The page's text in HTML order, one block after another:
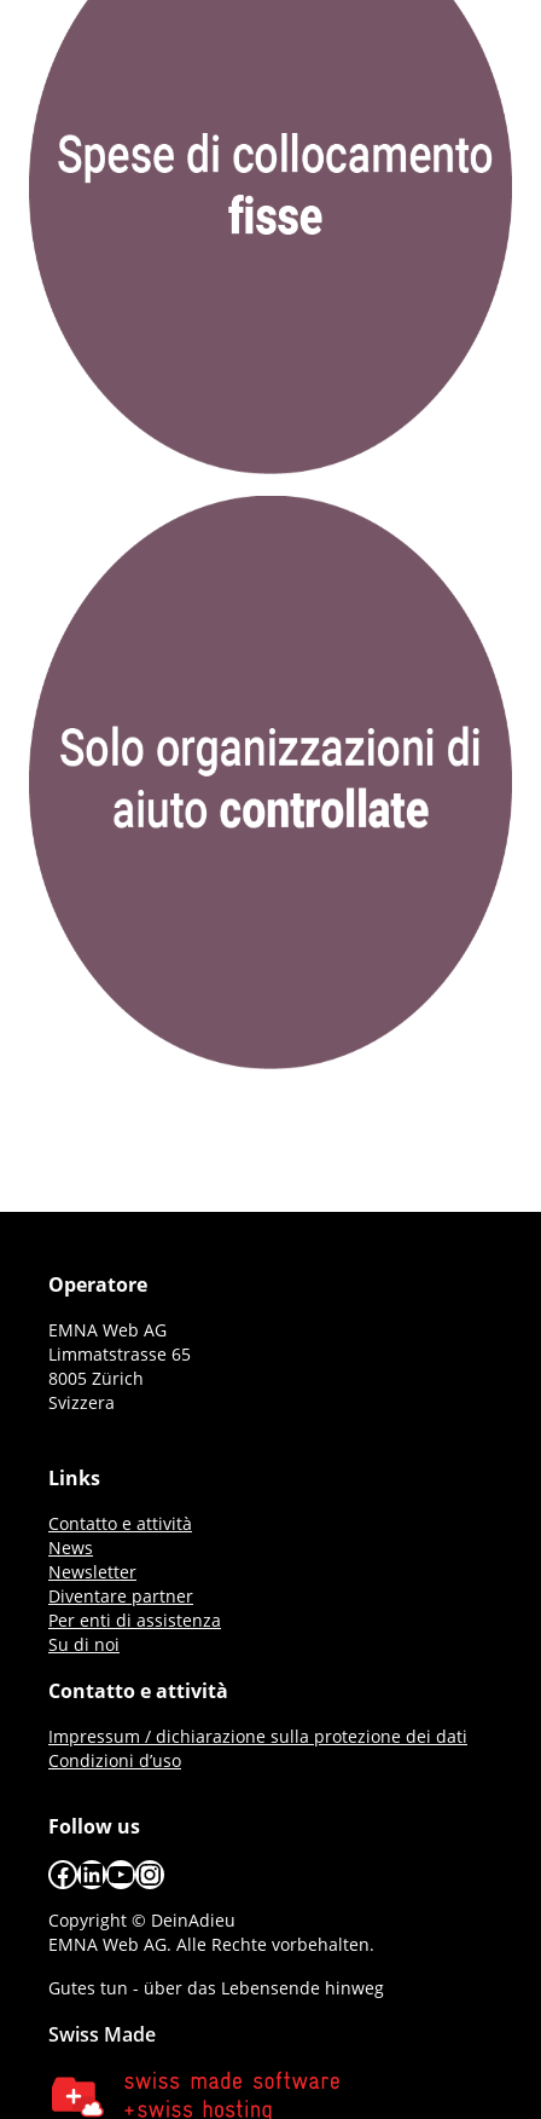
Operatore
EMNA Web AG
Limmatstrasse 65
8005 Zürich
Svizzera
Links
Contatto e attività
News
Newsletter
Diventare partner
Per enti di assistenza
Su di noi
Contatto e attività
Impressum / dichiarazione sulla protezione dei dati
Condizioni d’uso
Follow us
Facebook
LinkedIn
YouTube
Instagram
Copyright © DeinAdieu
EMNA Web AG. Alle Rechte vorbehalten.
Gutes tun - über das Lebensende hinweg
Swiss Made